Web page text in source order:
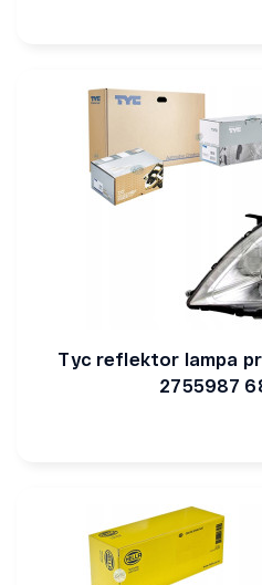
Tyc reflektor lampa
2755987